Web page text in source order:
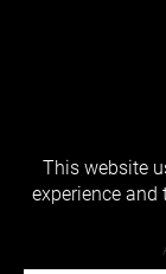
This website
experience